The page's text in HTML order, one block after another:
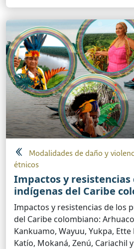
Modalidades de daño y
étnicos
Impactos y resistencias
indígenas del Caribe
Impactos y resistencias de los
del Caribe colombiano:
Kankuamo, Wayuu, Yukpa, Ette
Katío, Mokaná, Zenú, Cariachil